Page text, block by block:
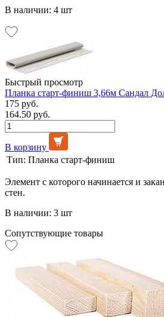
В наличии: 4 шт
Быстрый просмотр
Планка старт-финиш 3,66м Сандал
175 руб.
164.50 руб.
В корзину
Тип: Планка старт-финиш
Элемент с которого начинается и
стен.
В наличии: 3 шт
Сопутствующие товары